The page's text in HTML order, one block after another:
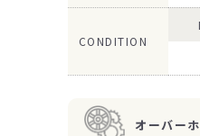
CONDITION
オーバー